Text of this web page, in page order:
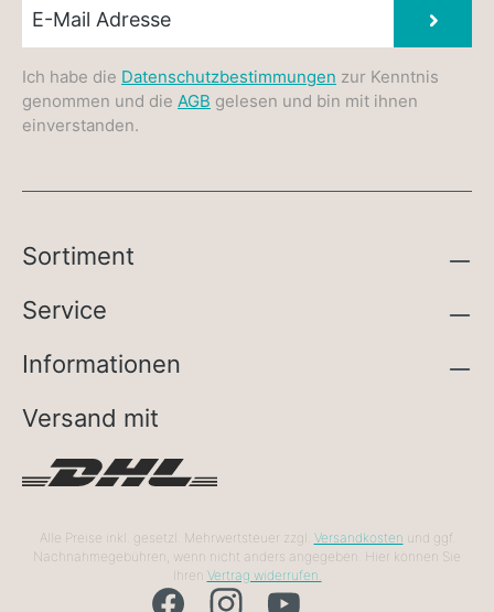
Ich habe die Datenschutzbestimmungen zur Kenntnis
genommen und die AGB gelesen und bin mit ihnen
einverstanden.
Sortiment
Service
Informationen
Versand mit
Alle Preise inkl. gesetzl. Mehrwertsteuer zzgl. Versandkosten und ggf.
Nachnahmegebühren, wenn nicht anders angegeben. Hier können Sie
Ihren Vertrag widerrufen.